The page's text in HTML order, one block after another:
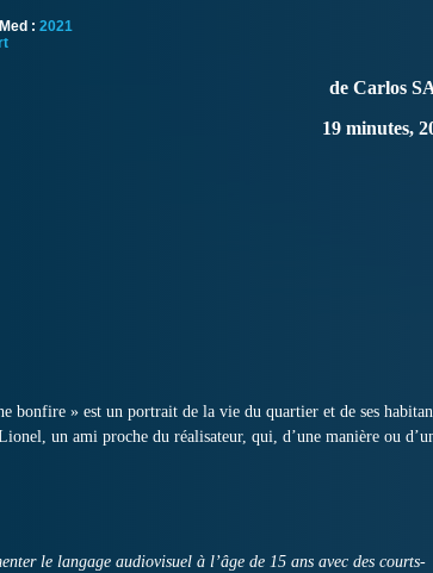
: 2021
de Carlos
19 minutes,
bonfire » est un portrait de la vie du quartier et de ses
un ami proche du réalisateur, qui, d’une manière ou
le langage audiovisuel à l’âge de 15 ans avec des courts-